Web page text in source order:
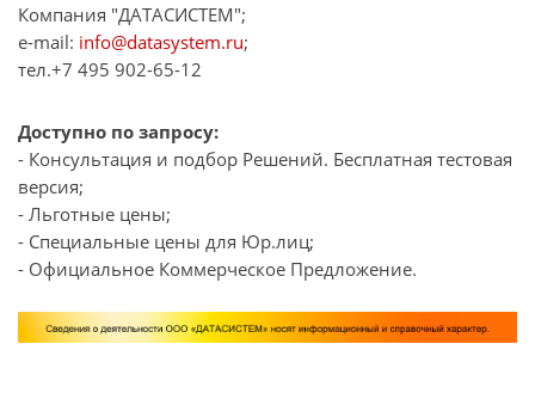
Компания "ДАТАСИСТЕМ";
e-mail: info@datasystem.ru;
тел.+7 495 902-65-12
Доступно по запросу:
- Консультация и подбор Решений. Бесплатная тестовая
версия;
- Льготные цены;
- Специальные цены для Юр.лиц;
- Официальное Коммерческое Предложение.